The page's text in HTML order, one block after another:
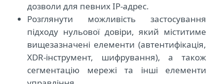
дозволи для певних IP-адрес.
Розглянути можливість застосування
підходу нульової довіри, який міститиме
вищезазначені елементи (автентифікація,
XDR-інструмент, шифрування), а також
сегментацію мережі та інші елементи